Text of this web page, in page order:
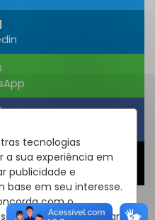
tecnologias
a sua experiência em
publicidade e
em seu interesse.
com o
em seu dispositivo para